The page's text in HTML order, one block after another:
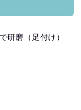
研磨（足付け）